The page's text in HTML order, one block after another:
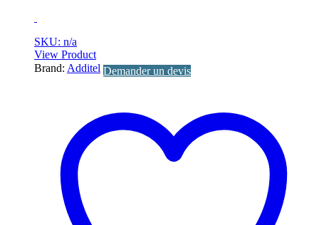
SKU: n/a
View Product
Brand: Additel Demander un devis